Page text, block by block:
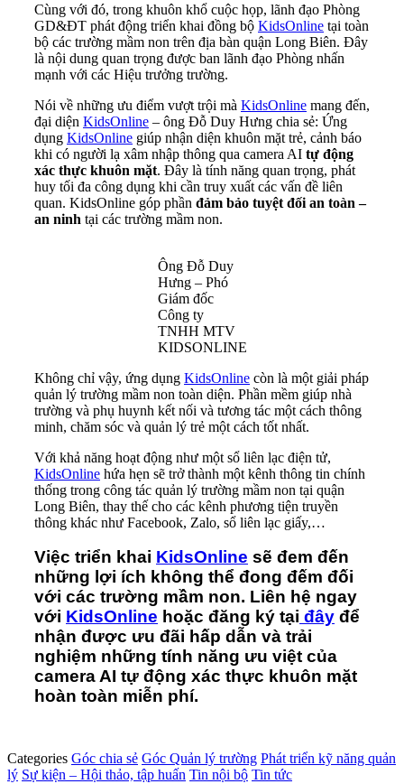
Cùng với đó, trong khuôn khổ cuộc họp, lãnh đạo Phòng
GD&ĐT phát động triển khai đồng bộ KidsOnline tại toàn
bộ các trường mầm non trên địa bàn quận Long Biên. Đây
là nội dung quan trọng được ban lãnh đạo Phòng nhấn
mạnh với các Hiệu trưởng trường.
Nói về những ưu điểm vượt trội mà KidsOnline mang đến,
đại diện KidsOnline – ông Đỗ Duy Hưng chia sẻ: Ứng
dụng KidsOnline giúp nhận diện khuôn mặt trẻ, cảnh báo
khi có người lạ xâm nhập thông qua camera AI tự động
xác thực khuôn mặt. Đây là tính năng quan trọng, phát
huy tối đa công dụng khi cần truy xuất các vấn đề liên
quan. KidsOnline góp phần đảm bảo tuyệt đối an toàn –
an ninh tại các trường mầm non.
Ông Đỗ Duy
Hưng – Phó
Giám đốc
Công ty
TNHH MTV
KIDSONLINE
Không chỉ vậy, ứng dụng KidsOnline còn là một giải pháp
quản lý trường mầm non toàn diện. Phần mềm giúp nhà
trường và phụ huynh kết nối và tương tác một cách thông
minh, chăm sóc và quản lý trẻ một cách tốt nhất.
Với khả năng hoạt động như một sổ liên lạc điện tử,
KidsOnline hứa hẹn sẽ trở thành một kênh thông tin chính
thống trong công tác quản lý trường mầm non tại quận
Long Biên, thay thế cho các kênh phương tiện truyền
thông khác như Facebook, Zalo, sổ liên lạc giấy,…
Việc triển khai KidsOnline sẽ đem đến
những lợi ích không thể đong đếm đối
với các trường mầm non. Liên hệ ngay
với KidsOnline hoặc đăng ký tại đây để
nhận được ưu đãi hấp dẫn và trải
nghiệm những tính năng ưu việt của
camera AI tự động xác thực khuôn mặt
hoàn toàn miễn phí.
Categories Góc chia sẻ Góc Quản lý trường Phát triển kỹ năng quản
lý Sự kiện – Hội thảo, tập huấn Tin nội bộ Tin tức